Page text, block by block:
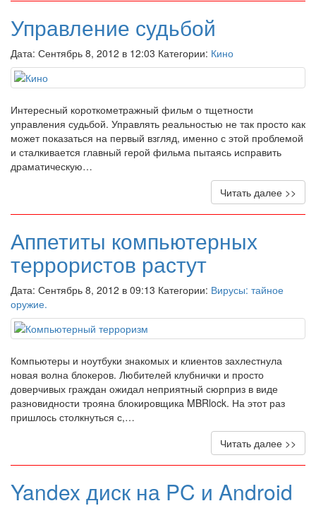
Управление судьбой
Дата: Сентябрь 8, 2012 в 12:03 Категории: Кино
Интересный короткометражный фильм о тщетности
управления судьбой. Управлять реальностью не так просто как
может показаться на первый взгляд, именно с этой проблемой
и сталкивается главный герой фильма пытаясь исправить
драматическую…
Читать далее >>
Аппетиты компьютерных
террористов растут
Дата: Сентябрь 8, 2012 в 09:13 Категории: Вирусы: тайное
оружие.
Компьютеры и ноутбуки знакомых и клиентов захлестнула
новая волна блокеров. Любителей клубнички и просто
доверчивых граждан ожидал неприятный сюрприз в виде
разновидности трояна блокировщика MBRlock. На этот раз
пришлось столкнуться с,…
Читать далее >>
Yandex диск на PC и Android